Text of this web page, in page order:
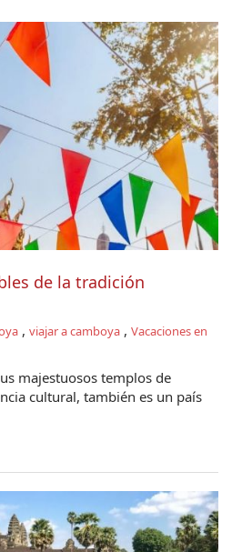
de la tradición
, viajar a camboya , Vacaciones en
majestuosos templos de
cultural, también es un país